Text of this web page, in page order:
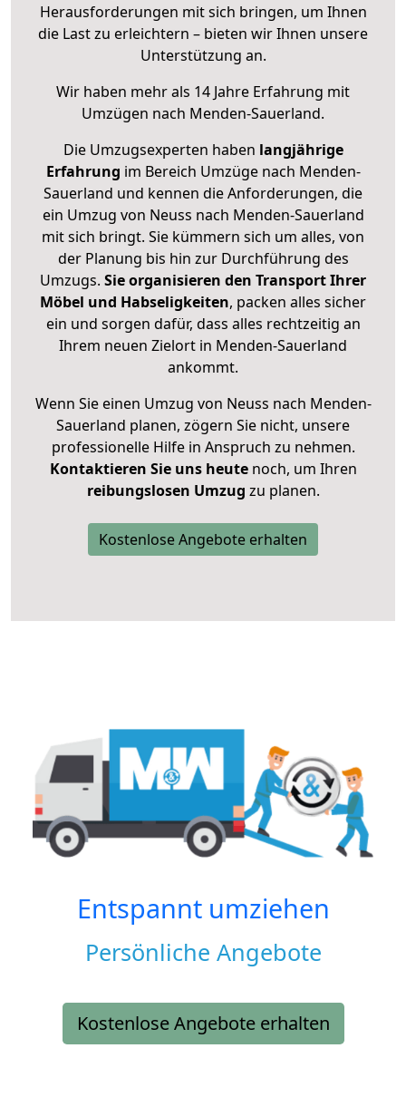
Herausforderungen mit sich bringen, um Ihnen
die Last zu erleichtern – bieten wir Ihnen unsere
Unterstützung an.
Wir haben mehr als 14 Jahre Erfahrung mit
Umzügen nach Menden-Sauerland.
Die Umzugsexperten haben langjährige
Erfahrung im Bereich Umzüge nach Menden-
Sauerland und kennen die Anforderungen, die
ein Umzug von Neuss nach Menden-Sauerland
mit sich bringt. Sie kümmern sich um alles, von
der Planung bis hin zur Durchführung des
Umzugs. Sie organisieren den Transport Ihrer
Möbel und Habseligkeiten, packen alles sicher
ein und sorgen dafür, dass alles rechtzeitig an
Ihrem neuen Zielort in Menden-Sauerland
ankommt.
Wenn Sie einen Umzug von Neuss nach Menden-
Sauerland planen, zögern Sie nicht, unsere
professionelle Hilfe in Anspruch zu nehmen.
Kontaktieren Sie uns heutenoch, um Ihren
reibungslosen Umzug zu planen.
Kostenlose Angebote erhalten
Entspannt umziehen
Persönliche Angebote
Kostenlose Angebote erhalten